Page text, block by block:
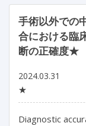
手術以外での
合における臨
断の正確度★
2024.03.31
★
Diagnostic